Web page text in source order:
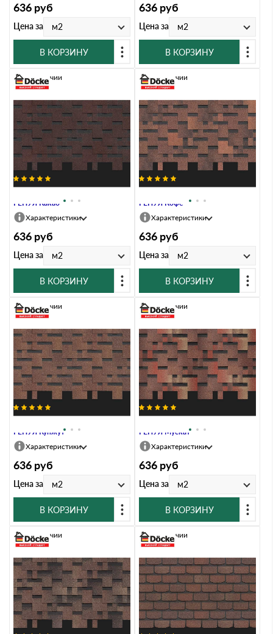
636 руб
Цена за м2
В КОРЗИНУ
636 руб
Цена за м2
В КОРЗИНУ
ГЕНУЯ Какао
В наличии
Характеристики
636 руб
Цена за м2
В КОРЗИНУ
ГЕНУЯ Кофе
В наличии
Характеристики
636 руб
Цена за м2
В КОРЗИНУ
ГЕНУЯ Кунжут
В наличии
Характеристики
636 руб
Цена за м2
В КОРЗИНУ
ГЕНУЯ Мускат
В наличии
Характеристики
636 руб
Цена за м2
В КОРЗИНУ
В наличии В наличии